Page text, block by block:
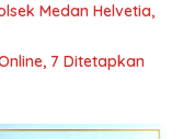
Medan Helvetia,
7 Ditetapkan